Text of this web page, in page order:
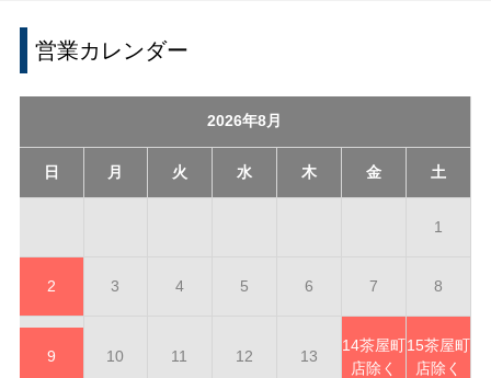
営業カレンダー
2026年8月
日 月 火 水 木 金 土
1
2 3 4 5 6 7 8
9 10 11 12 13
14茶屋町
店除く
15茶屋町
店除く